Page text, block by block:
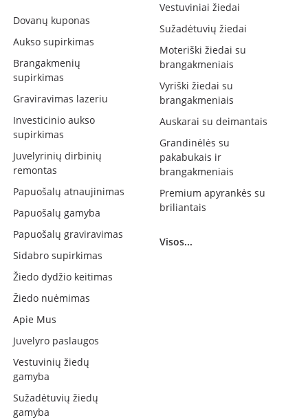
Dovanų kuponas
Aukso supirkimas
Brangakmenių
supirkimas
Graviravimas lazeriu
Investicinio aukso
supirkimas
Juvelyrinių dirbinių
remontas
Papuošalų atnaujinimas
Papuošalų gamyba
Papuošalų graviravimas
Sidabro supirkimas
Žiedo dydžio keitimas
Žiedo nuėmimas
Apie Mus
Juvelyro paslaugos
Vestuvinių žiedų
gamyba
Sužadėtuvių žiedų
gamyba
Vestuviniai žiedai
Sužadėtuvių žiedai
Moteriški žiedai su
brangakmeniais
Vyriški žiedai su
brangakmeniais
Auskarai su deimantais
Grandinėlės su
pakabukais ir
brangakmeniais
Premium apyrankės su
briliantais
Visos...